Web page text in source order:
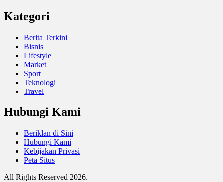
Kategori
Berita Terkini
Bisnis
Lifestyle
Market
Sport
Teknologi
Travel
Hubungi Kami
Beriklan di Sini
Hubungi Kami
Kebijakan Privasi
Peta Situs
All Rights Reserved 2026.